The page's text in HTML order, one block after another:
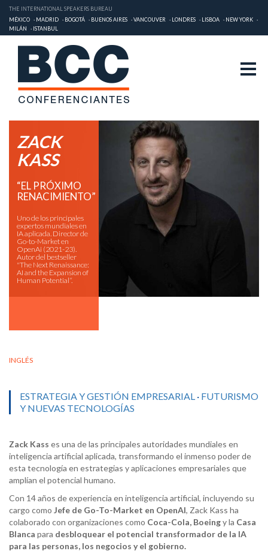
THE INTERNATIONAL SPEAKERS BUREAU
MÉXICO
MADRID BOGOTÁ BUENOS AIRES VANCOUVER LONDRES LISBOA
NEW YORK
MILÁN
ISTANBUL
ZACK
KASS
“EL PRÓXIMO
RENACIMIENTO”
Uno de los principales
expertos mundiales en
IA aplicada. Director de
Go-to-Market en
OpenAi (2021-23).
Autor del bestseller
"The Next Renaissance:
AI and the Expansion of
Human Potential“.
INGLÉS
ESTRATEGIA Y GESTIÓN EMPRESARIAL · FUTURISMO
Y NUEVAS TECNOLOGÍAS
Zack Kass es una de las principales autoridades mundiales en
inteligencia artificial aplicada, transformando el inmenso poder de
esta tecnología en estrategias y aplicaciones empresariales que
amplían el potencial humano.
Con 14 años de experiencia en inteligencia artificial, incluyendo su
cargo como Jefe de Go-To-Market en OpenAI, Zack Kass ha
colaborado con organizaciones como Coca-Cola, Boeingy la Casa
Blanca para desbloquear el potencial transformador de la IA
para las personas, los negocios y el gobierno.